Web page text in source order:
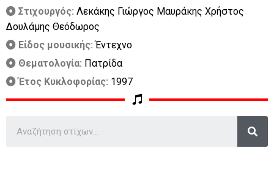
Στιχουργός: Λεκάκης Γιώργος Μαυράκης Χρήστος
Δουλάμης Θεόδωρος
Είδος μουσικής:Έντεχνο
Θεματολογία: Πατρίδα
Έτος Κυκλοφορίας: 1997